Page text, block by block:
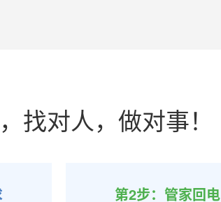
找对人，做对事！
第2步：管家回电